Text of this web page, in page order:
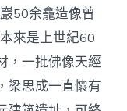
50余龕造像曾
來是上世紀60
，一批佛像天經
梁思成一直懷有